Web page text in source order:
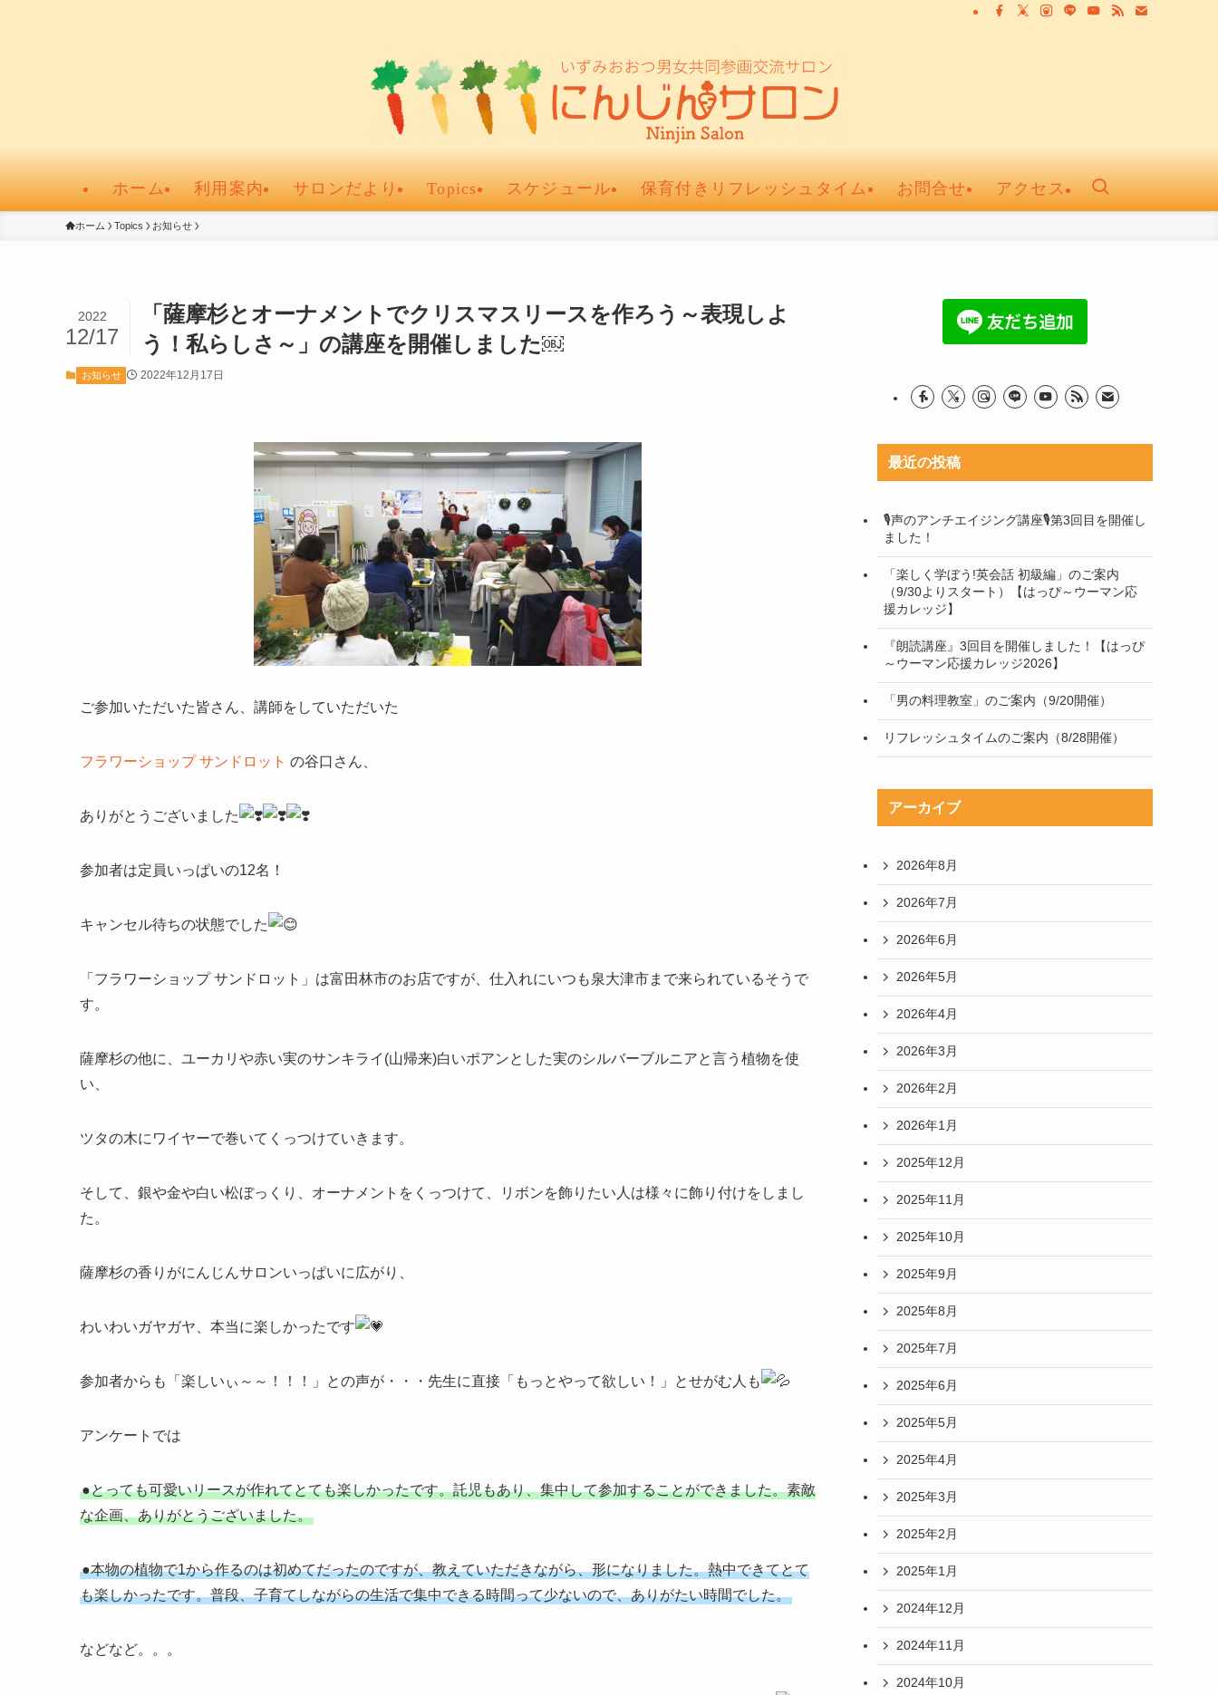
ホーム 利用案内 サロンだより Topics スケジュール 保育付きリフレッシュタイム お問合せ アクセス
ホーム Topics お知らせ
「薩摩杉とオーナメントでクリスマスリースを作ろう～表現しよ
う！私らしさ～」の講座を開催しました￼
2022
12/17
お知らせ 2022年12月17日
ご参加いただいた皆さん、講師をしていただいた
フラワーショップ サンドロット の谷口さん、
ありがとうございました
参加者は定員いっぱいの12名！
キャンセル待ちの状態でした
「フラワーショップ サンドロット」は富田林市のお店ですが、仕入れにいつも泉大津市まで来られているそうで
す。
薩摩杉の他に、ユーカリや赤い実のサンキライ(山帰来)白いポアンとした実のシルバーブルニアと言う植物を使
い、
ツタの木にワイヤーで巻いてくっつけていきます。
そして、銀や金や白い松ぼっくり、オーナメントをくっつけて、リボンを飾りたい人は様々に飾り付けをしまし
た。
薩摩杉の香りがにんじんサロンいっぱいに広がり、
わいわいガヤガヤ、本当に楽しかったです
参加者からも「楽しいぃ～～！！！」との声が・・・先生に直接「もっとやって欲しい！」とせがむ人も
アンケートでは
●とっても可愛いリースが作れてとても楽しかったです。託児もあり、集中して参加することができました。素敵
な企画、ありがとうございました。
●本物の植物で1から作るのは初めてだったのですが、教えていただきながら、形になりました。熱中できてとて
も楽しかったです。普段、子育てしながらの生活で集中できる時間って少ないので、ありがたい時間でした。
などなど。。。
最近の投稿
🎙声のアンチエイジング講座🎙第3回目を開催し
ました！
「楽しく学ぼう!英会話 初級編」のご案内
（9/30よりスタート）【はっぴ～ウーマン応
援カレッジ】
『朗読講座』3回目を開催しました！【はっぴ
～ウーマン応援カレッジ2026】
「男の料理教室」のご案内（9/20開催）
リフレッシュタイムのご案内（8/28開催）
アーカイブ
2026年8月
2026年7月
2026年6月
2026年5月
2026年4月
2026年3月
2026年2月
2026年1月
2025年12月
2025年11月
2025年10月
2025年9月
2025年8月
2025年7月
2025年6月
2025年5月
2025年4月
2025年3月
2025年2月
2025年1月
2024年12月
2024年11月
2024年10月